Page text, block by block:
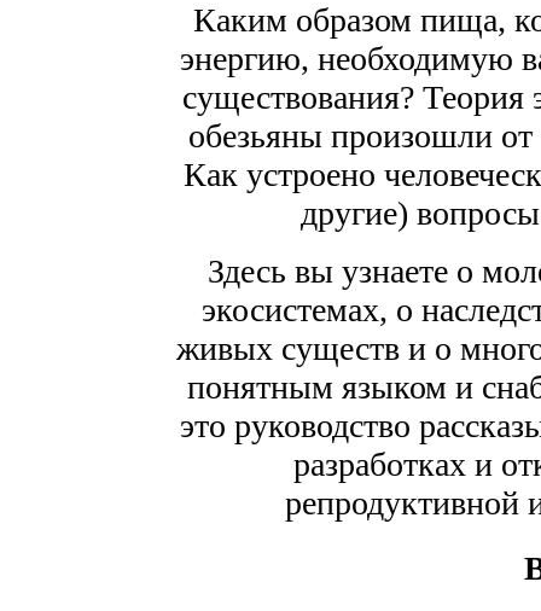
Каким образом пища,
энергию, необходимую
существования?
обезьяны произошли
Как устроено
другие)
Здесь вы узнаете о
экосистемах, о
живых существ и о
понятным языком и
это руководство
разработках и
репродуктивной